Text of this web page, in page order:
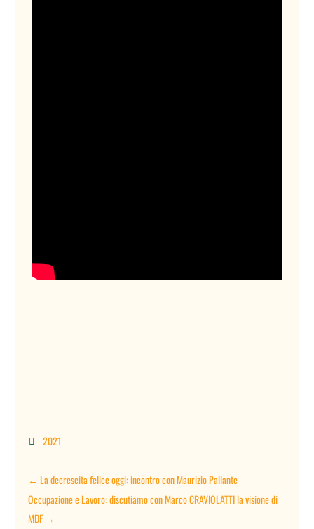
 2021
←La decrescita felice oggi: incontro con Maurizio Pallante
Occupazione e Lavoro: discutiamo con Marco CRAVIOLATTI la visione di
MDF→